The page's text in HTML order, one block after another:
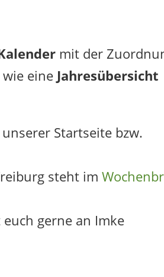
mit der
eine Jahresübersicht
Startseite bzw.
steht im
gerne an Imke